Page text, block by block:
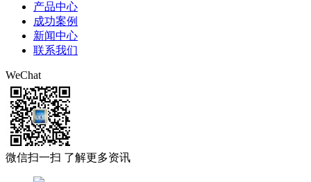
产品中心
成功案例
新闻中心
联系我们
WeChat
微信扫一扫 了解更多资讯